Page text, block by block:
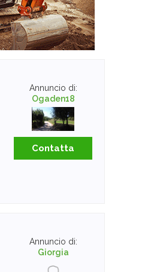
Annuncio di:
Ogaden18
Contatta
Annuncio di:
Giorgia